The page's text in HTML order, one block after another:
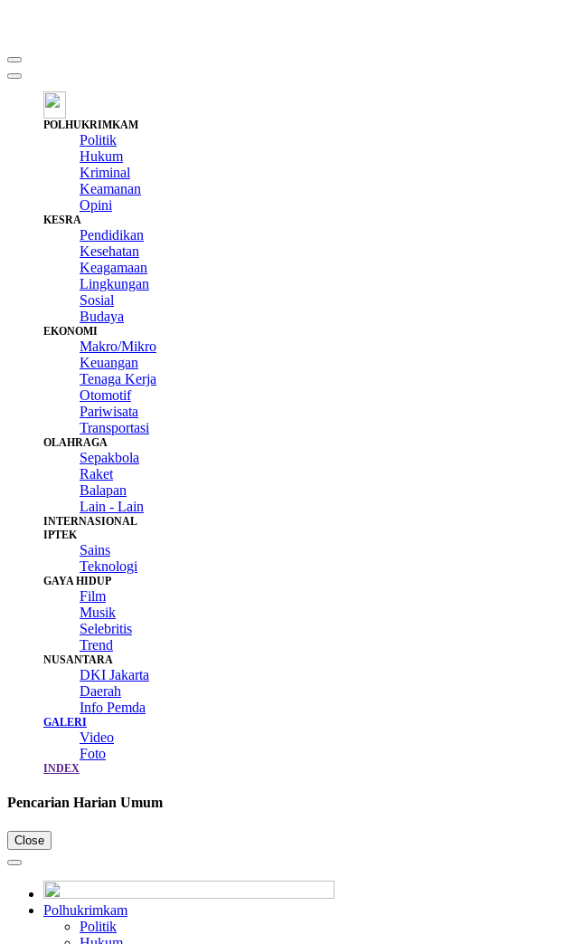
POLHUKRIMKAM
Politik
Hukum
Kriminal
Keamanan
Opini
KESRA
Pendidikan
Kesehatan
Keagamaan
Lingkungan
Sosial
Budaya
EKONOMI
Makro/Mikro
Keuangan
Tenaga Kerja
Otomotif
Pariwisata
Transportasi
OLAHRAGA
Sepakbola
Raket
Balapan
Lain - Lain
INTERNASIONAL
IPTEK
Sains
Teknologi
GAYA HIDUP
Film
Musik
Selebritis
Trend
NUSANTARA
DKI Jakarta
Daerah
Info Pemda
GALERI
Video
Foto
INDEX
Pencarian Harian Umum
Close
Polhukrimkam
Politik